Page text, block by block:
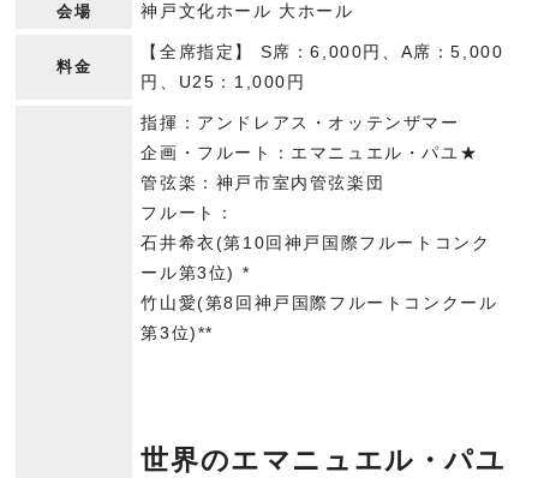
会場 神戸文化ホール 大ホール
料金
【全席指定】 S席：6,000円、A席：5,000
円、U25：1,000円
指揮：アンドレアス・オッテンザマー
企画・フルート：エマニュエル・パユ★
管弦楽：神戸市室内管弦楽団
フルート：
石井希衣(第10回神戸国際フルートコンク
ール第3位) *
竹山愛(第8回神戸国際フルートコンクール
第3位)**
世界のエマニュエル・パユ